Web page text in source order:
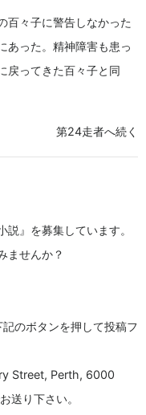
百々子に警告しなかった
あった。精神障害も患っ
戻ってきた百々子と同
第24走者へ続く
』を募集しています。
ませんか？
のボタンを押して投稿フ
Perth, 6000
り下さい。